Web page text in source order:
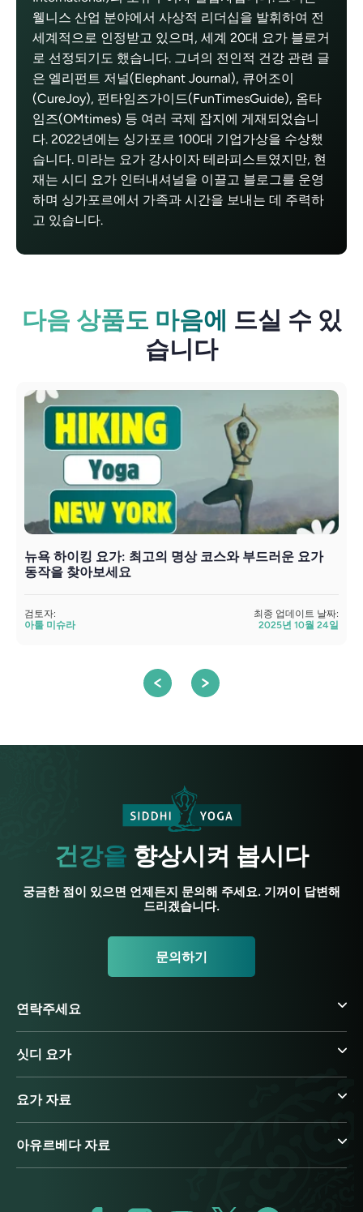
웰니스 산업 분야에서 사상적 리더십을 발휘하여 전
세계적으로 인정받고 있으며, 세계 20대 요가 블로거
로 선정되기도 했습니다. 그녀의 전인적 건강 관련 글
은 엘리펀트 저널(Elephant Journal), 큐어조이
(CureJoy), 펀타임즈가이드(FunTimesGuide), 옴타
임즈(OMtimes) 등 여러 국제 잡지에 게재되었습니
다. 2022년에는 싱가포르 100대 기업가상을 수상했
습니다. 미라는 요가 강사이자 테라피스트였지만, 현
재는 시디 요가 인터내셔널을 이끌고 블로그를 운영
하며 싱가포르에서 가족과 시간을 보내는 데 주력하
고 있습니다.
다음 상품도 마음에 드실 수 있
습니다
뉴욕 하이킹 요가: 최고의 명상 코스와 부드러운 요가
동작을 찾아보세요
검토자:
아툴 미슈라
최종 업데이트 날짜:
2025년 10월 24일
건강을 향상시켜 봅시다
궁금한 점이 있으면 언제든지 문의해 주세요. 기꺼이 답변해
드리겠습니다.
문의하기
연락주세요
싯디 요가
요가 자료
아유르베다 자료